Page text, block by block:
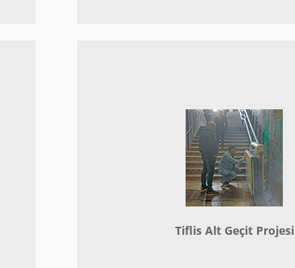
Tiflis Alt Geçit Projesi